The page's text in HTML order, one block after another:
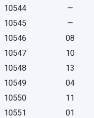
10544
—
10545
—
10546
08
10547
10
10548
13
10549
04
10550
11
10551
01